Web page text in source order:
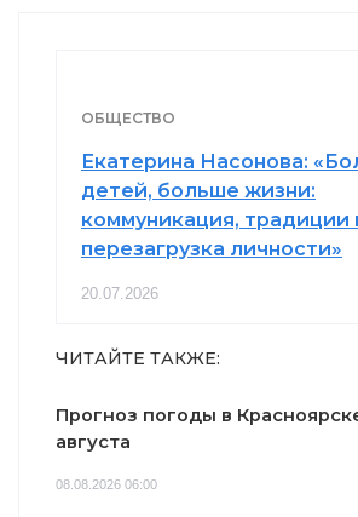
ОБЩЕСТВО
Екатерина Насонова:
детей, больше жизни:
коммуникация, традиции
перезагрузка личности»
20.07.2026
ЧИТАЙТЕ ТАКЖЕ:
Прогноз погоды в
августа
08.08.2026 06:00